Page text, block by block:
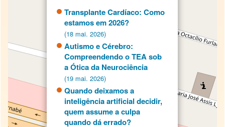
Transplante Cardíaco: Como
estamos em 2026?
(18 mai. 2026)
Autismo e Cérebro:
Compreendendo o TEA sob
a Ótica da Neurociência
(19 mai. 2026)
Quando deixamos a
inteligência artificial decidir,
quem assume a culpa
quando dá errado?